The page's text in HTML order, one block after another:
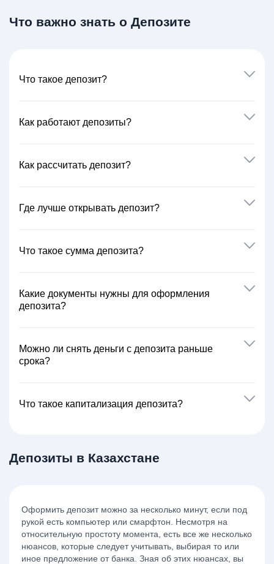
Что важно знать о Депозите
Что такое депозит?
Как работают депозиты?
Как рассчитать депозит?
Где лучше открывать депозит?
Что такое сумма депозита?
Какие документы нужны для оформления
депозита?
Можно ли снять деньги с депозита раньше
срока?
Что такое капитализация депозита?
Депозиты в Казахстане
Оформить депозит можно за несколько минут, если под
рукой есть компьютер или смарфтон. Несмотря на
относительную простоту момента, есть все же несколько
нюансов, которые следует учитывать, выбирая то или
иное предложение от банка. Зная об этих нюансах, вы